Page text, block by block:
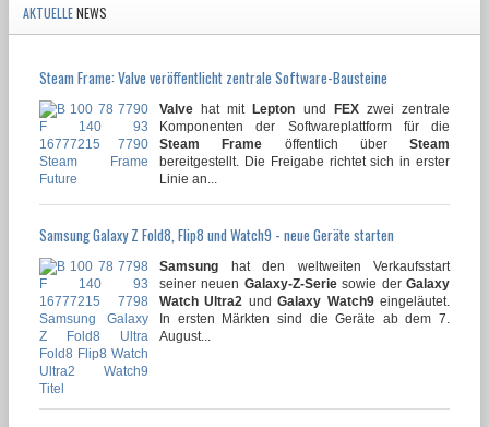
AKTUELLENEWS
Steam Frame: Valve veröffentlicht zentrale Software-Bausteine
Valve hat mitLepton und FEXzwei zentrale
Komponenten der Softwareplattform für die
Steam Frame öffentlich über Steam
bereitgestellt. Die Freigabe richtet sich in erster
Linie an...
Samsung Galaxy Z Fold8, Flip8 und Watch9 - neue Geräte starten
Samsung hat den weltweiten Verkaufsstart
seiner neuen Galaxy-Z-Seriesowie derGalaxy
Watch Ultra2 undGalaxy Watch9eingeläutet.
In ersten Märkten sind die Geräte ab dem 7.
August...